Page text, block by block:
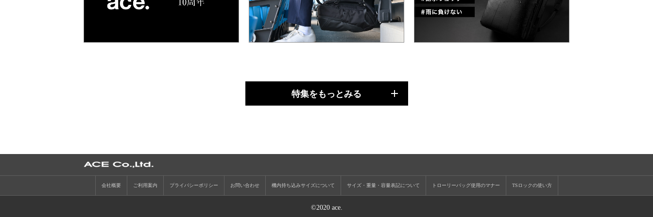
特集をもっとみる
会社概要 ご利用案内 プライバシーポリシー お問い合わせ 機内持ち込みサイズについて サイズ・重量・容量表記について トローリーバッグ使用のマナー TSロックの使い方
©2020 ace.